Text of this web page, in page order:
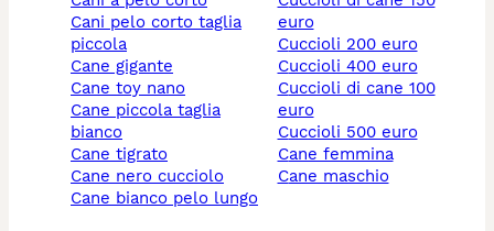
cani pelo corto taglia
piccola
cane gigante
cane toy nano
cane piccola taglia
bianco
cane tigrato
cane nero cucciolo
cane bianco pelo lungo
euro
cuccioli 200 euro
cuccioli 400 euro
cuccioli di cane 100
euro
cuccioli 500 euro
cane femmina
cane maschio